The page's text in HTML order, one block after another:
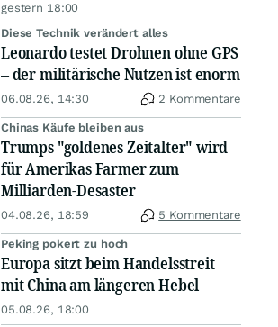
gestern 18:00
Diese Technik verändert alles
Leonardo testet Drohnen ohne GPS
– der militärische Nutzen ist enorm
06.08.26, 14:30 2 Kommentare
Chinas Käufe bleiben aus
Trumps "goldenes Zeitalter" wird
für Amerikas Farmer zum
Milliarden-Desaster
04.08.26, 18:59 5 Kommentare
Peking pokert zu hoch
Europa sitzt beim Handelsstreit
mit China am längeren Hebel
05.08.26, 18:00